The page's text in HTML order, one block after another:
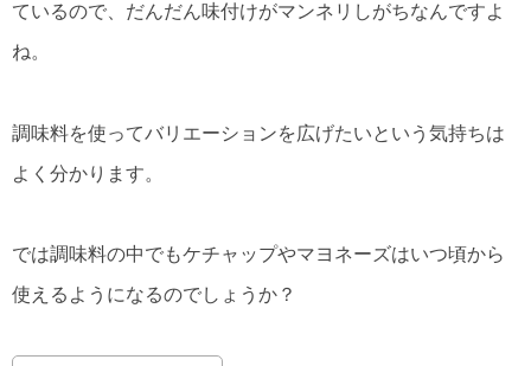
ているので、だんだん味付けがマンネリしがちなんですよ
ね。
調味料を使ってバリエーションを広げたいという気持ちは
よく分かります。
では調味料の中でもケチャップやマヨネーズはいつ頃から
使えるようになるのでしょうか？